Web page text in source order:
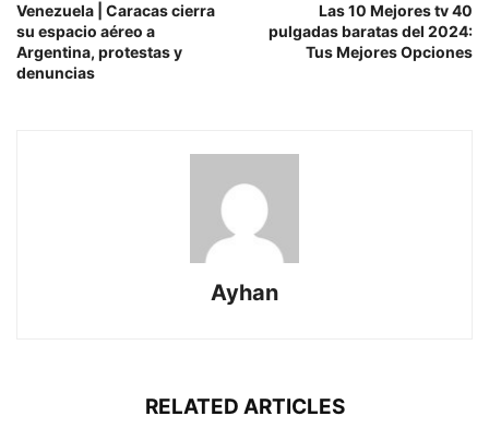
Venezuela | Caracas cierra
su espacio aéreo a
Argentina, protestas y
denuncias
Las 10 Mejores tv 40
pulgadas baratas del 2024:
Tus Mejores Opciones
Ayhan
RELATED ARTICLES